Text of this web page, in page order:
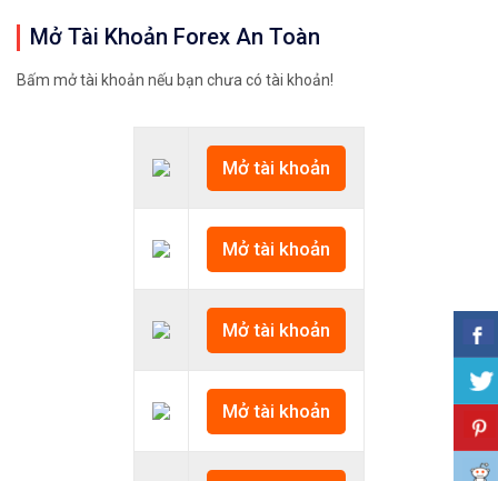
Mở Tài Khoản Forex An Toàn
Bấm mở tài khoản nếu bạn chưa có tài khoản!
Mở tài khoản
Mở tài khoản
Mở tài khoản
Mở tài khoản